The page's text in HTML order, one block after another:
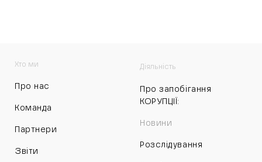
Хто ми
Про нас
Команда
Партнери
Звіти
Діяльність
Про запобігання
КОРУПЦІЇ:
Новини
Розслідування